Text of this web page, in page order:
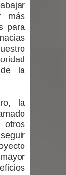
más
para
la
la